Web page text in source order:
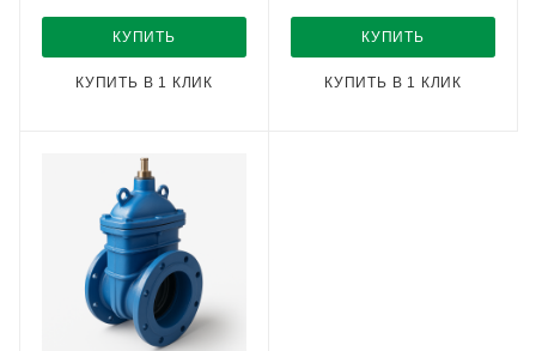
КУПИТЬ
КУПИТЬ В 1 КЛИК
КУПИТЬ
КУПИТЬ В 1 КЛИК